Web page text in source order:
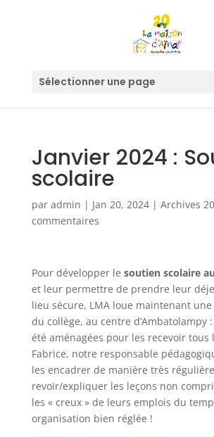
Sélectionner une page
Janvier 2024 :
scolaire
par admin | Jan 20, 2024| Archives
commentaires
Pour développer le soutien scolaire
et leur permettre de prendre leur
lieu sécure, LMA loue maintenant
du collège, au centre d’Ambatolampy
été aménagées pour les recevoir tous
Fabrice, notre responsable
les encadrer de manière très
revoir/expliquer les leçons non
les « creux » de leurs emplois du
organisation bien réglée !